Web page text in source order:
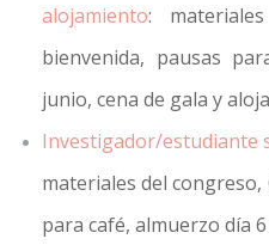
alojamiento:
bienvenida, pausas
junio, cena de gala y
Investigador/estudiante
materiales del congreso,
para café, almuerzo día